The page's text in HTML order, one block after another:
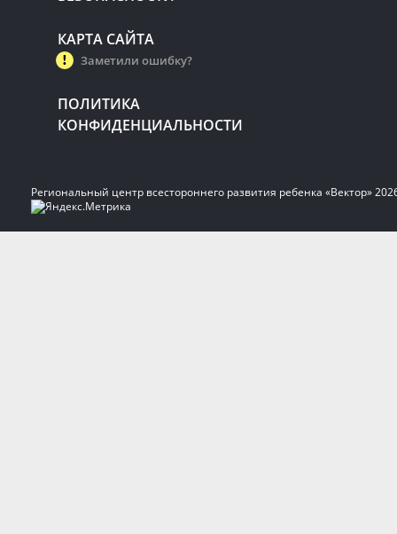
КАРТА САЙТА
Заметили ошибку?
ПОЛИТИКА
КОНФИДЕНЦИАЛЬНОСТИ
Региональный центр всестороннего развития ребенка «Вектор»